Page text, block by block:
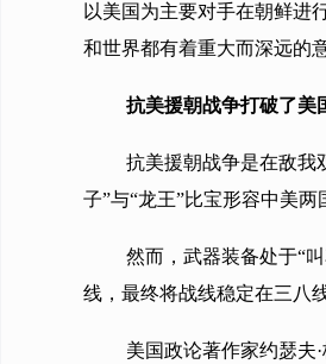
以美国为主要对手在朝鲜进
和世界都有着重大而深远的
抗美援朝战争打破了美
抗美援朝战争是在敌我
子”与“龙王”比宝形容中美
然而，武器装备处于“
线，最终将战线稳定在三八
美国政论著作家约瑟